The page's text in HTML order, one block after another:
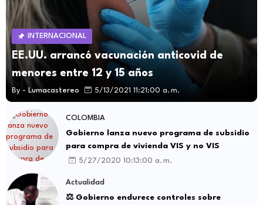
INTERNACIONAL
EE.UU. arrancó vacunación anticovid de
menores entre 12 y 15 años
By - Lumacastereo 5/13/2021 11:21:00 a. m.
COLOMBIA
Gobierno lanza nuevo programa de subsidio
para compra de vivienda VIS y no VIS
5/27/2020 10:13:00 a. m.
Actualidad
⚖️ Gobierno endurece controles sobre